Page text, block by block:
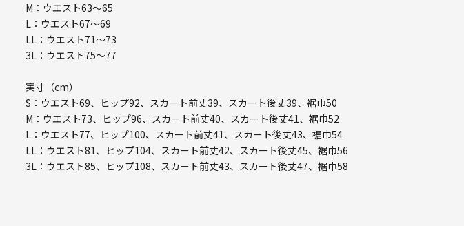
M：ウエスト63～65
L：ウエスト67～69
LL：ウエスト71～73
3L：ウエスト75～77
実寸（cm）
S：ウエスト69、ヒップ92、スカート前丈39、スカート後丈39、裾巾50
M：ウエスト73、ヒップ96、スカート前丈40、スカート後丈41、裾巾52
L：ウエスト77、ヒップ100、スカート前丈41、スカート後丈43、裾巾54
LL：ウエスト81、ヒップ104、スカート前丈42、スカート後丈45、裾巾56
3L：ウエスト85、ヒップ108、スカート前丈43、スカート後丈47、裾巾58